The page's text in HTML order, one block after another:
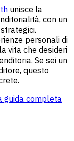
unisce la
con un
personali di
vita che desideri
Se sei un
questo
guida completa